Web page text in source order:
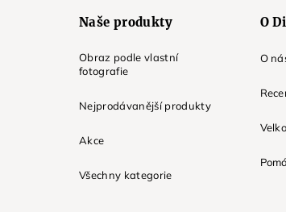
Naše produkty
Obraz podle vlastní
fotografie
Nejprodávanější produkty
Akce
Všechny kategorie
O
O